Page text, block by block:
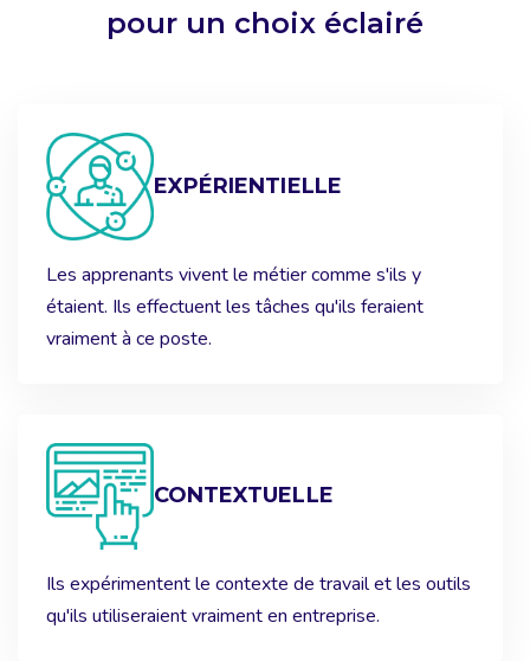
pour un choix éclairé
EXPÉRIENTIELLE
Les apprenants vivent le métier comme s'ils y
étaient. Ils effectuent les tâches qu'ils feraient
vraiment à ce poste.
CONTEXTUELLE
Ils expérimentent le contexte de travail et les outils
qu'ils utiliseraient vraiment en entreprise.